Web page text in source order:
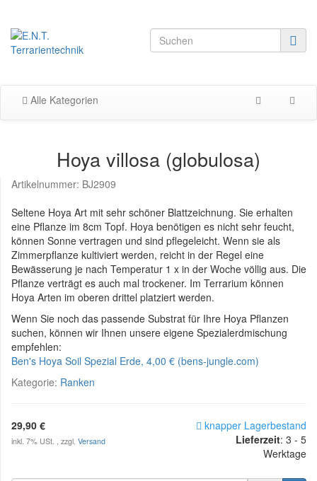
Alle Kategorien
Hoya villosa (globulosa)
Artikelnummer: BJ2909
Seltene Hoya Art mit sehr schöner Blattzeichnung. Sie erhalten
eine Pflanze im 8cm Topf. Hoya benötigen es nicht sehr feucht,
können Sonne vertragen und sind pflegeleicht. Wenn sie als
Zimmerpflanze kultiviert werden, reicht in der Regel eine
Bewässerung je nach Temperatur 1 x in der Woche völlig aus. Die
Pflanze verträgt es auch mal trockener. Im Terrarium können
Hoya Arten im oberen drittel platziert werden.
Wenn Sie noch das passende Substrat für Ihre Hoya Pflanzen
suchen, können wir Ihnen unsere eigene Spezialerdmischung
empfehlen:
Ben's Hoya Soil Spezial Erde, 4,00 € (bens-jungle.com)
Kategorie: Ranken
29,90 €
inkl. 7% USt. , zzgl. Versand
knapper Lagerbestand
Lieferzeit: 3 - 5
Werktage